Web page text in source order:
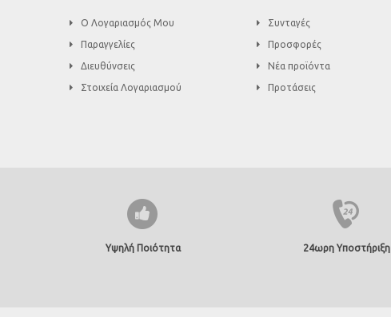
Ο Λογαριασμός Μου
Παραγγελίες
Διευθύνσεις
Στοιχεία Λογαριασμού
Συνταγές
Προσφορές
Νέα προϊόντα
Προτάσεις
Υψηλή Ποιότητα 24ωρη Υποστήριξη